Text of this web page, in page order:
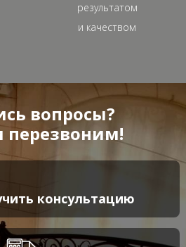
результатом
и качеством
вопросы?
консультацию